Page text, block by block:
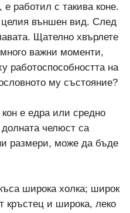
работил с такива коне.
целия външен вид. След
Щателно хвърлете
важни моменти,
работоспособността на
му състояние?
е едра или средно
челюст са
размери, може да бъде
широка холка; широк
кръстец и широка, леко